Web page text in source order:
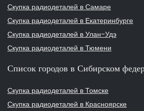
Скупка радиодеталей в Самаре
Скупка радиодеталей в Екатеринбурге
Скупка радиодеталей в Улан-Удэ
Скупка радиодеталей в Тюмени
Список городов в Сибирском
Скупка радиодеталей в Томске
Скупка радиодеталей в Красноярске